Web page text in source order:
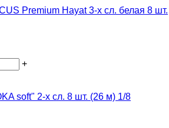
Premium Hayat 3-х сл. белая 8 шт.
+
soft" 2-х сл. 8 шт. (26 м) 1/8